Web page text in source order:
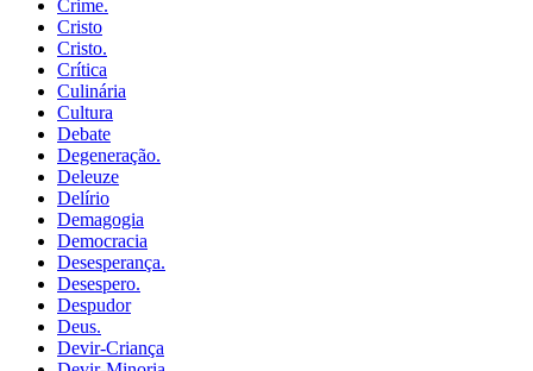
Crime.
Cristo
Cristo.
Crítica
Culinária
Cultura
Debate
Degeneração.
Deleuze
Delírio
Demagogia
Democracia
Desesperança.
Desespero.
Despudor
Deus.
Devir-Criança